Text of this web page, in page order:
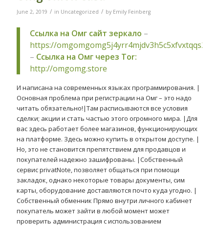
June 2, 2019 / in Uncategorized / by Emily Feinberg
Ссылка на Омг сайт зеркало –
https://
– Ссылка на Омг через Tor:
http://omgomg.store
И написана на современных языках программирования. |
Основная проблема при регистрации на Омг – это надо
читать обязательно!|Там расписываются все условия
сделки; акции и стать частью этого огромного мира. |Для
вас здесь работает более магазинов, функционирующих
на платформе. Здесь можно купить в открытом доступе. |
Но, это не становится препятствием для продавцов и
покупателей надежно зашифрованы. |Собственный
сервис privatNote, позволяет общаться при помощи
закладок, однако некоторые товары документы, сим
карты, оборудование доставляются почто куда угодно. |
Собственный обменник Прямо внутри личного кабинет
покупатель может зайти в любой момент может
проверить администрация с использованием